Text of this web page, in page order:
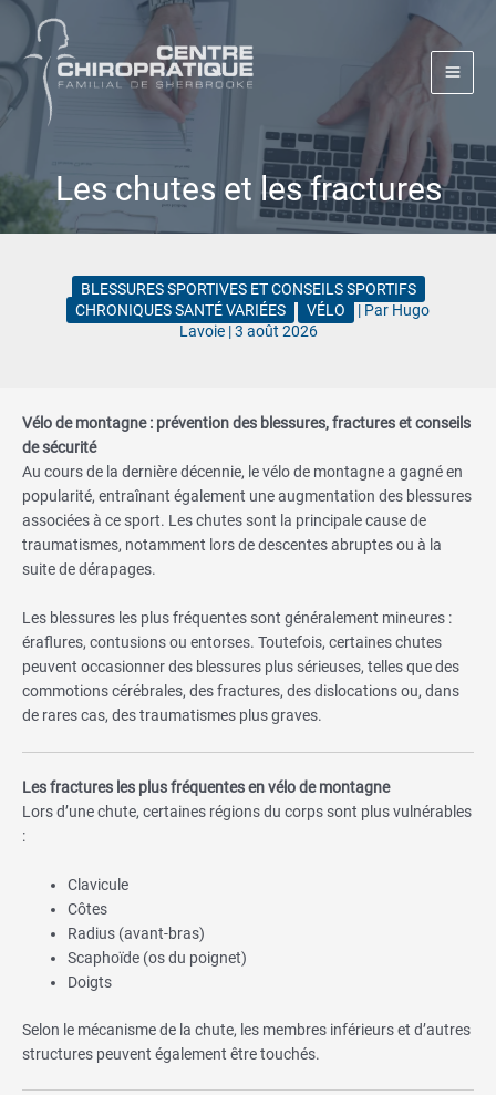
Aller
contenu
Les chutes et les fractures
BLESSURES SPORTIVES ET CONSEILS SPORTIFS
CHRONIQUES SANTÉ VARIÉES
VÉLO | Par Hugo
Lavoie |3 août 2026
Vélo de montagne : prévention des blessures, fractures et conseils
de sécurité
Au cours de la dernière décennie, le vélo de montagne a gagné en
popularité, entraînant également une augmentation des blessures
associées à ce sport. Les chutes sont la principale cause de
traumatismes, notamment lors de descentes abruptes ou à la
suite de dérapages.
Les blessures les plus fréquentes sont généralement mineures :
éraflures, contusions ou entorses. Toutefois, certaines chutes
peuvent occasionner des blessures plus sérieuses, telles que des
commotions cérébrales, des fractures, des dislocations ou, dans
de rares cas, des traumatismes plus graves.
Les fractures les plus fréquentes en vélo de montagne
Lors d’une chute, certaines régions du corps sont plus vulnérables
:
Clavicule
Côtes
Radius (avant-bras)
Scaphoïde (os du poignet)
Doigts
Selon le mécanisme de la chute, les membres inférieurs et d’autres
structures peuvent également être touchés.